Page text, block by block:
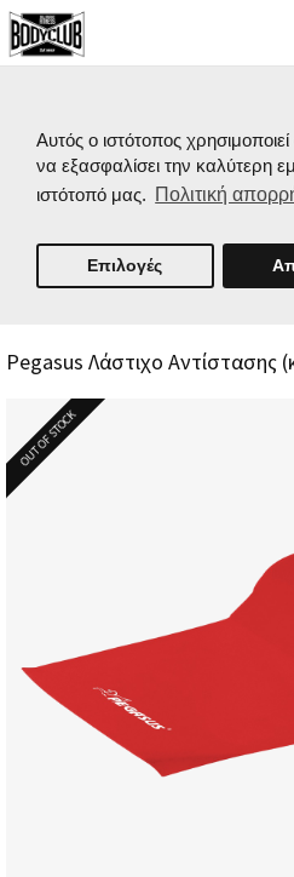
Αυτός ο ιστότοπος
να εξασφαλίσει την καλύτερη
ιστότοπό μας. Πολιτική
Επιλογές
Pegasus Λάστιχο Αντίστασης
OUT OF STOCK